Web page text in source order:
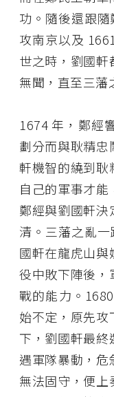
功。隨後還跟
攻南京以及
世之時，劉國
無聞，直至三藩
1674 年，鄭經
劃分而與耿精
軒機智的繞到耿
自己的軍事才能
鄭經與劉國軒
清。三藩之亂
國軒在龍虎山
役中敗下陣後，
戰的能力。
始不定，原先攻
下，劉國軒最
遇軍隊暴動，
無法固守，便